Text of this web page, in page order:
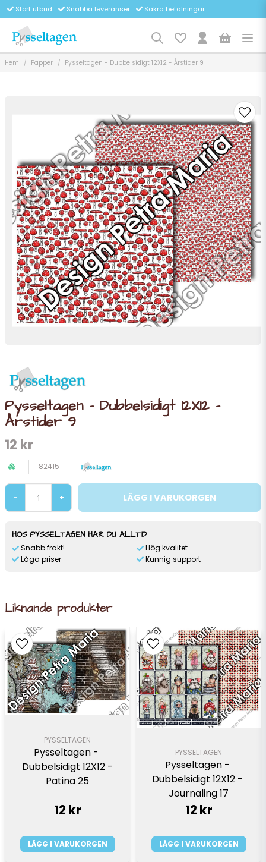
Stort utbud Snabba leveranser Säkra betalningar
Hem Papper Pysseltagen - Dubbelsidigt 12X12 - Årstider 9
Pysseltagen - Dubbelsidigt 12X12 -
Årstider 9
12 kr
82415
- + LÄGG I VARUKORGEN
HOS PYSSELTAGEN HAR DU ALLTID
Snabb frakt!
Låga priser
Hög kvalitet
Kunnig support
Liknande produkter
PYSSELTAGEN
Pysseltagen -
Dubbelsidigt 12X12 -
Patina 25
12 kr
LÄGG I VARUKORGEN
PYSSELTAGEN
Pysseltagen -
Dubbelsidigt 12X12 -
Journaling 17
12 kr
LÄGG I VARUKORGEN